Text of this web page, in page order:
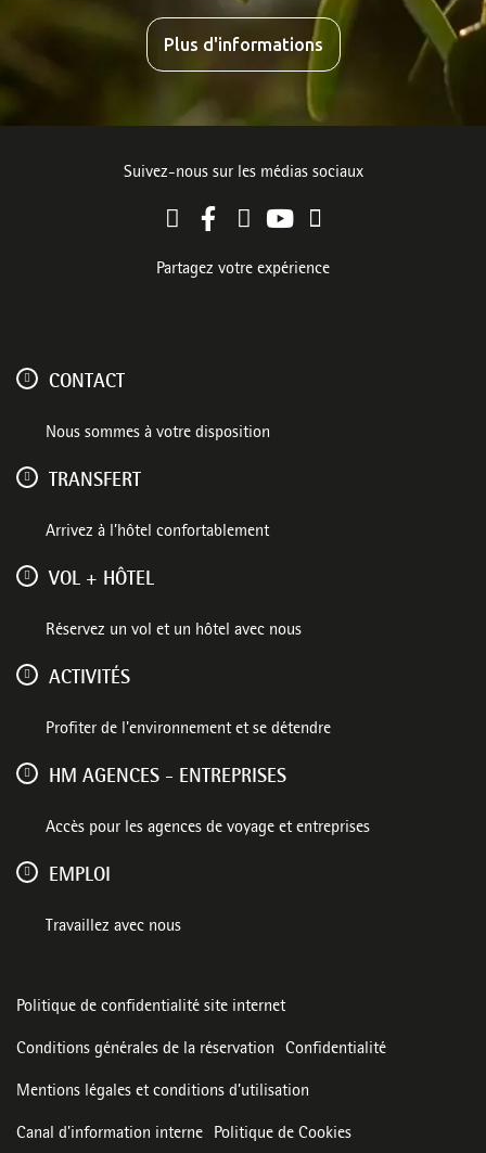
Plus d'informations
Suivez-nous sur les médias sociaux
Partagez votre expérience
CONTACT
Nous sommes à votre disposition
TRANSFERT
Arrivez à l’hôtel confortablement
VOL + HÔTEL
Réservez un vol et un hôtel avec nous
ACTIVITÉS
Profiter de l'environnement et se détendre
HM AGENCES - ENTREPRISES
Accès pour les agences de voyage et entreprises
EMPLOI
Travaillez avec nous
Politique de confidentialité site internet
Conditions générales de la réservation Confidentialité
Mentions légales et conditions d’utilisation
Canal d'information interne Politique de Cookies